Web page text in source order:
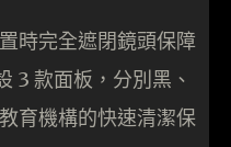
時完全遮閉鏡頭保障
3 款面板，分別黑、
育機構的快速清潔保